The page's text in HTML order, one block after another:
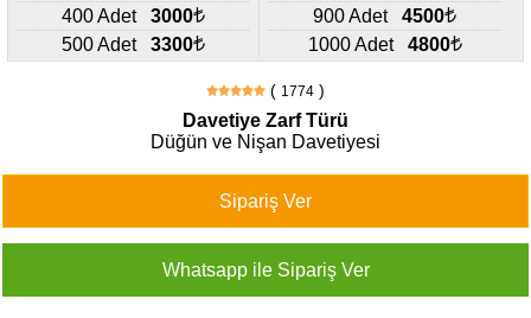
400 Adet
3000
500 Adet
3300
900 Adet
4500
1000 Adet
4800
( 1774 )
Davetiye Zarf Türü
Düğün ve Nişan Davetiyesi